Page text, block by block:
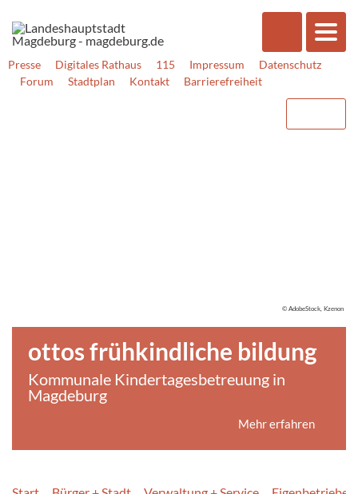
Presse Digitales Rathaus 115 Impressum
Datenschutz
Forum
Stadtplan Kontakt Barrierefreiheit
ottos frühkindliche bildung
Kommunale Kindertagesbetreuung in
Magdeburg
Mehr erfahren
© AdobeStock, Kzenon